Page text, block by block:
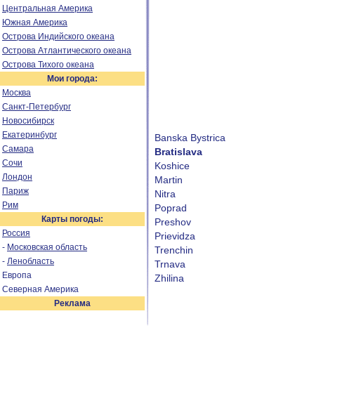
Центральная Америка
Южная Америка
Острова Индийского океана
Острова Атлантического океана
Острова Тихого океана
Мои города:
Москва
Санкт-Петербург
Новосибирск
Екатеринбург
Самара
Сочи
Лондон
Париж
Рим
Карты погоды:
Россия
- Московская область
- Ленобласть
Европа
Северная Америка
Реклама
Banska Bystrica
Bratislava
Koshice
Martin
Nitra
Poprad
Preshov
Prievidza
Trenchin
Trnava
Zhilina